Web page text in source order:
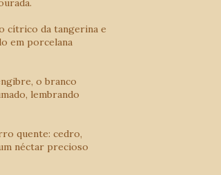
cítrico da tangerina e
em porcelana
o branco
lembrando
quente: cedro,
néctar precioso